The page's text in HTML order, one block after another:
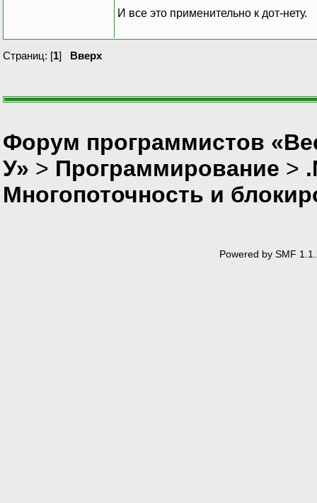
И все это применительно к дот-нету.
Страниц: [1] Вверх
Форум программистов
У» > Программирование >
Многопоточность и
Powered by SMF